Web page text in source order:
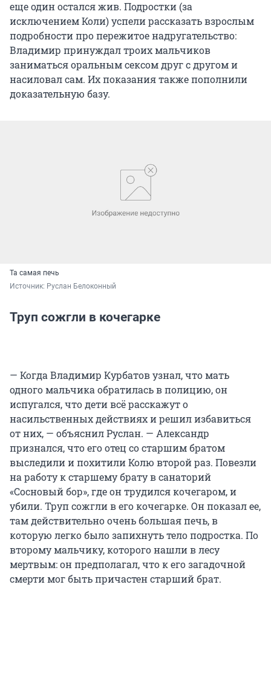
еще один остался жив. Подростки (за
исключением Коли) успели рассказать взрослым
подробности про пережитое надругательство:
Владимир принуждал троих мальчиков
заниматься оральным сексом друг с другом и
насиловал сам. Их показания также пополнили
доказательную базу.
Та самая печь
Источник: Руслан Белоконный
Труп сожгли в кочегарке
— Когда Владимир Курбатов узнал, что мать
одного мальчика обратилась в полицию, он
испугался, что дети всё расскажут о
насильственных действиях и решил избавиться
от них, — объяснил Руслан. — Александр
признался, что его отец со старшим братом
выследили и похитили Колю второй раз. Повезли
на работу к старшему брату в санаторий
«Сосновый бор», где он трудился кочегаром, и
убили. Труп сожгли в его кочегарке. Он показал ее,
там действительно очень большая печь, в
которую легко было запихнуть тело подростка. По
второму мальчику, которого нашли в лесу
мертвым: он предполагал, что к его загадочной
смерти мог быть причастен старший брат.